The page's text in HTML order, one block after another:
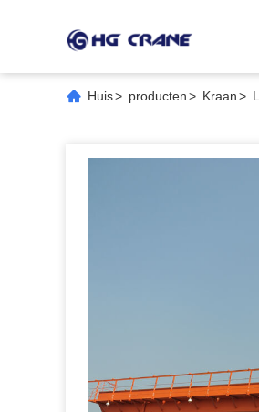
Huis> producten> Kraan>